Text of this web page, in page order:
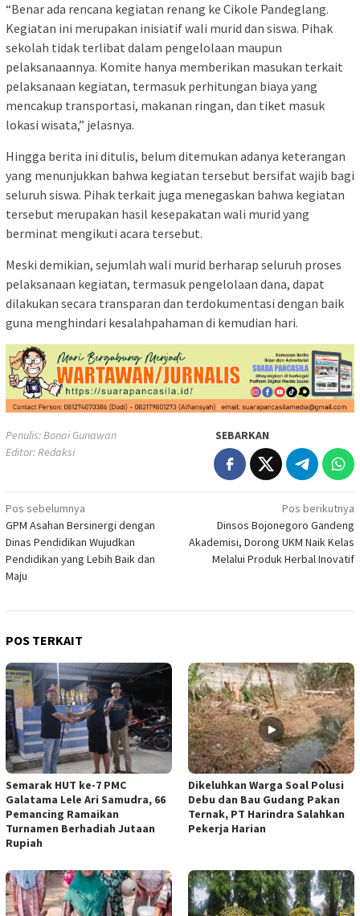
“Benar ada rencana kegiatan renang ke Cikole Pandeglang.
Kegiatan ini merupakan inisiatif wali murid dan siswa. Pihak
sekolah tidak terlibat dalam pengelolaan maupun
pelaksanaannya. Komite hanya memberikan masukan terkait
pelaksanaan kegiatan, termasuk perhitungan biaya yang
mencakup transportasi, makanan ringan, dan tiket masuk
lokasi wisata,” jelasnya.
Hingga berita ini ditulis, belum ditemukan adanya keterangan
yang menunjukkan bahwa kegiatan tersebut bersifat wajib bagi
seluruh siswa. Pihak terkait juga menegaskan bahwa kegiatan
tersebut merupakan hasil kesepakatan wali murid yang
berminat mengikuti acara tersebut.
Meski demikian, sejumlah wali murid berharap seluruh proses
pelaksanaan kegiatan, termasuk pengelolaan dana, dapat
dilakukan secara transparan dan terdokumentasi dengan baik
guna menghindari kesalahpahaman di kemudian hari.
Penulis: Bonai Gunawan
Editor: Redaksi
SEBARKAN
Navigasi
pos
Pos sebelumnya
GPM Asahan Bersinergi dengan
Dinas Pendidikan Wujudkan
Pendidikan yang Lebih Baik dan
Maju
Pos berikutnya
Dinsos Bojonegoro Gandeng
Akademisi, Dorong UKM Naik Kelas
Melalui Produk Herbal Inovatif
POS TERKAIT
Semarak HUT ke-7 PMC
Galatama Lele Ari Samudra, 66
Pemancing Ramaikan
Turnamen Berhadiah Jutaan
Rupiah
Dikeluhkan Warga Soal Polusi
Debu dan Bau Gudang Pakan
Ternak, PT Harindra Salahkan
Pekerja Harian